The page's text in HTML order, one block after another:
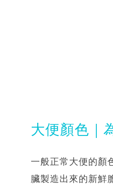
大便顏色｜
一般正常大便的顏
臟製造出來的新鮮